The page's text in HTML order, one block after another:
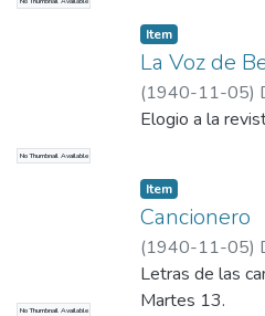
No Thumbnail Available
Item
La Voz de
(1940-11-05)
Elogio a la
No Thumbnail Available
Item
Cancionero
(1940-11-05)
Letras de las
Martes 13.